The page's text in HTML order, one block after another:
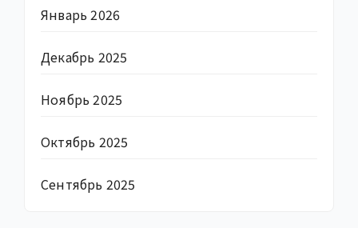
Январь 2026
Декабрь 2025
Ноябрь 2025
Октябрь 2025
Сентябрь 2025